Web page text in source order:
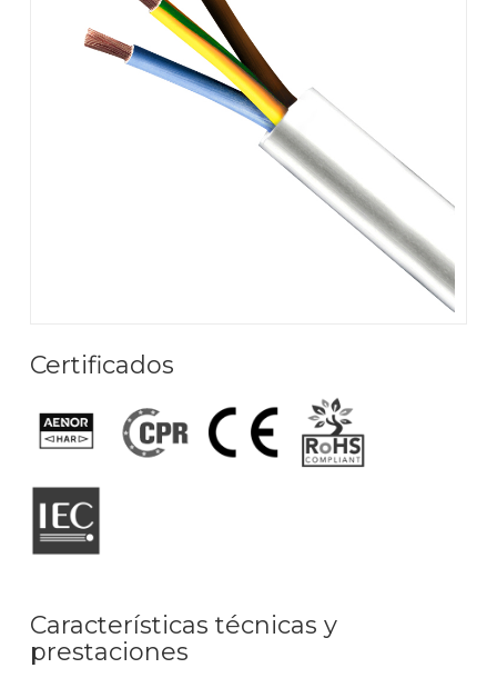
Certificados
Características técnicas y
prestaciones